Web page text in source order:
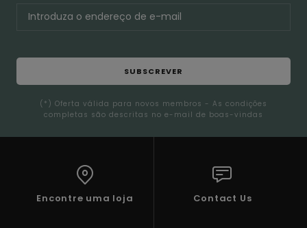
SUBSCREVER
(*) Oferta válida para novos membros - As condições
completas são descritas no e-mail de boas-vindas
Encontre uma loja Contact Us